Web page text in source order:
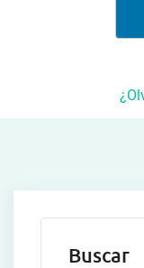
Buscar